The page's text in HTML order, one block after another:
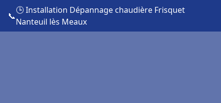
📞
🕒 Installation Dépannage chaudière Frisquet
Nanteuil lès Meaux